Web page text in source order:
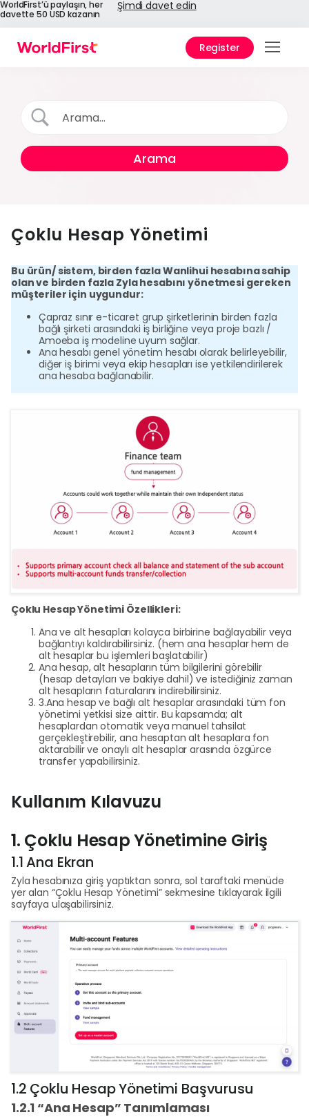
WorldFirst’ü paylaşın, her
davette 50 USD kazanın
Şimdi davet edin
Register
API
Çoklu Hesap Yönetimi
Bu ürün/ sistem, birden fazla Wanlihui hesabına sahip
olan ve birden fazla Zyla hesabını yönetmesi gereken
müşteriler için uygundur:
Çapraz sınır e-ticaret grup şirketlerinin birden fazla
bağlı şirketi arasındaki iş birliğine veya proje bazlı /
Amoeba iş modeline uyum sağlar.
Ana hesabı genel yönetim hesabı olarak belirleyebilir,
diğer iş birimi veya ekip hesapları ise yetkilendirilerek
ana hesaba bağlanabilir.
Çoklu Hesap Yönetimi Özellikleri:
Ana ve alt hesapları kolayca birbirine bağlayabilir veya
bağlantıyı kaldırabilirsiniz. (hem ana hesaplar hem de
alt hesaplar bu işlemleri başlatabilir)
Ana hesap, alt hesapların tüm bilgilerini görebilir
(hesap detayları ve bakiye dahil) ve istediğiniz zaman
alt hesapların faturalarını indirebilirsiniz.
3.Ana hesap ve bağlı alt hesaplar arasındaki tüm fon
yönetimi yetkisi size aittir. Bu kapsamda; alt
hesaplardan otomatik veya manuel tahsilat
gerçekleştirebilir, ana hesaptan alt hesaplara fon
aktarabilir ve onaylı alt hesaplar arasında özgürce
transfer yapabilirsiniz.
Kullanım Kılavuzu
1. Çoklu Hesap Yönetimine Giriş
1.1 Ana Ekran
Zyla hesabınıza giriş yaptıktan sonra, sol taraftaki menüde
yer alan “Çoklu Hesap Yönetimi” sekmesine tıklayarak ilgili
sayfaya ulaşabilirsiniz.
1.2 Çoklu Hesap Yönetimi Başvurusu
1.2.1 “Ana Hesap” Tanımlaması